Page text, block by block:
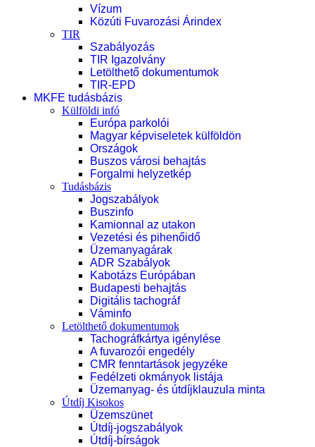
Vízum
Közúti Fuvarozási Árindex
TIR
Szabályozás
TIR Igazolvány
Letölthető dokumentumok
TIR-EPD
MKFE tudásbázis
Külföldi infó
Európa parkolói
Magyar képviseletek külföldön
Országok
Buszos városi behajtás
Forgalmi helyzetkép
Tudásbázis
Jogszabályok
Buszinfo
Kamionnal az utakon
Vezetési és pihenőidő
Üzemanyagárak
ADR Szabályok
Kabotázs Európában
Budapesti behajtás
Digitális tachográf
Váminfo
Letölthető dokumentumok
Tachográfkártya igénylése
A fuvarozói engedély
CMR fenntartások jegyzéke
Fedélzeti okmányok listája
Üzemanyag- és útdíjklauzula minta
Útdíj Kisokos
Üzemszünet
Útdíj-jogszabályok
Útdíj-bírságok